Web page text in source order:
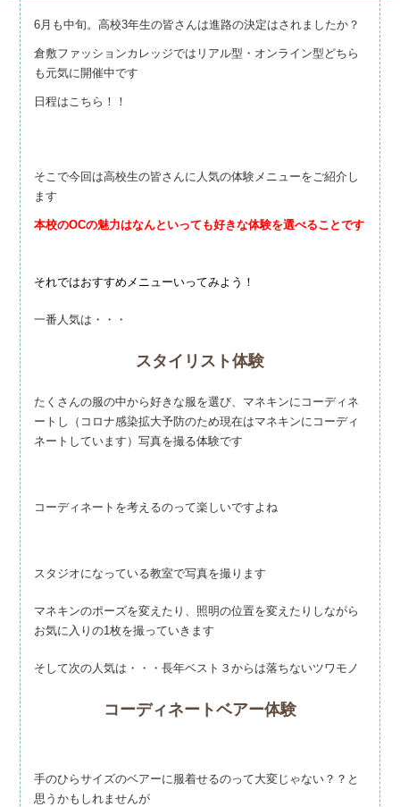
6月も中旬。高校3年生の皆さんは進路の決定はされましたか？
倉敷ファッションカレッジではリアル型・オンライン型どちら
も元気に開催中です
日程はこちら！！
そこで今回は高校生の皆さんに人気の体験メニューをご紹介し
ます
本校のOCの魅力はなんといっても好きな体験を選べることです
それではおすすめメニューいってみよう！
一番人気は・・・
スタイリスト体験
たくさんの服の中から好きな服を選び、マネキンにコーディネ
ートし（コロナ感染拡大予防のため現在はマネキンにコーディ
ネートしています）写真を撮る体験です
コーディネートを考えるのって楽しいですよね
スタジオになっている教室で写真を撮ります
マネキンのポーズを変えたり、照明の位置を変えたりしながら
お気に入りの1枚を撮っていきます
そして次の人気は・・・長年ベスト３からは落ちないツワモノ
コーディネートベアー体験
手のひらサイズのベアーに服着せるのって大変じゃない？？と
思うかもしれませんが